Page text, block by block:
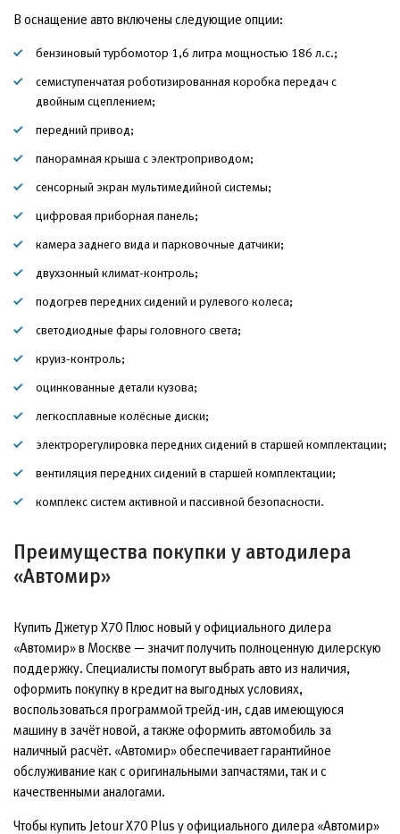
В оснащение авто включены следующие опции:
бензиновый турбомотор 1,6 литра мощностью 186 л.с.;
семиступенчатая роботизированная коробка передач с
двойным сцеплением;
передний привод;
панорамная крыша с электроприводом;
сенсорный экран мультимедийной системы;
цифровая приборная панель;
камера заднего вида и парковочные датчики;
двухзонный климат-контроль;
подогрев передних сидений и рулевого колеса;
светодиодные фары головного света;
круиз-контроль;
оцинкованные детали кузова;
легкосплавные колёсные диски;
электрорегулировка передних сидений в старшей комплектации;
вентиляция передних сидений в старшей комплектации;
комплекс систем активной и пассивной безопасности.
Преимущества покупки у автодилера
«Автомир»
Купить Джетур Х70 Плюс новый у официального дилера
«Автомир» в Москве — значит получить полноценную дилерскую
поддержку. Специалисты помогут выбрать авто из наличия,
оформить покупку в кредит на выгодных условиях,
воспользоваться программой трейд-ин, сдав имеющуюся
машину в зачёт новой, а также оформить автомобиль за
наличный расчёт. «Автомир» обеспечивает гарантийное
обслуживание как с оригинальными запчастями, так и с
качественными аналогами.
Чтобы купить Jetour X70 Plus у официального дилера «Автомир»